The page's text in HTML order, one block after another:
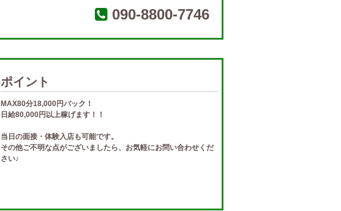
090-8800-7746
ポイント
MAX80分18,000円バック！
日給80,000円以上稼げます！！
当日の面接・体験入店も可能です。
その他ご不明な点がございましたら、お気軽にお問い合わせくだ
さい♪